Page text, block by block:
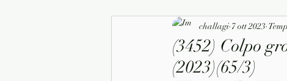
Classici lett. italiana
Arte/Pittura Teatro/Poesia/
(3452) Colpo
(2023)(65/3)
challagi 7 ott 2023